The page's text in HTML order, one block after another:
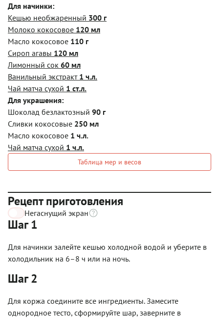
Для начинки:
Кешью необжаренный 300 г
Молоко кокосовое 120 мл
Масло кокосовое 110 г
Сироп агавы 120 мл
Лимонный сок 60 мл
Ванильный экстракт 1 ч.л.
Чай матча сухой 1 ст.л.
Для украшения:
Шоколад безлактозный 90 г
Сливки кокосовые 250 мл
Масло кокосовое 1 ч.л.
Чай матча сухой 1 ч.л.
Таблица мер и весов
Рецепт приготовления
Негаснущий экран
Шаг 1
Для начинки залейте кешью холодной водой и уберите в
холодильник на 6–8 ч или на ночь.
Шаг 2
Для коржа соедините все ингредиенты. Замесите
однородное тесто, сформируйте шар, заверните в